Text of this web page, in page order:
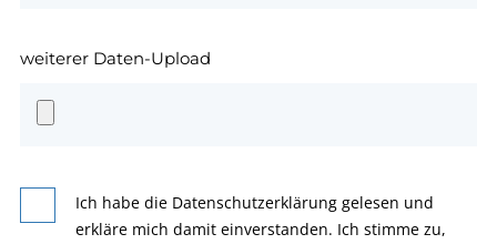
weiterer Daten-Upload
Ich habe die Datenschutzerklärung gelesen und
erkläre mich damit einverstanden. Ich stimme zu,